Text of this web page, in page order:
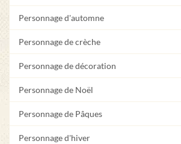
Personnage d'automne
Personnage de crèche
Personnage de décoration
Personnage de Noël
Personnage de Pâques
Personnage d'hiver